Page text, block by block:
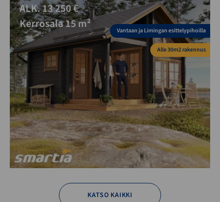
ALK. 13 250 €
Kerrosala 15 m²
Vantaan ja Limingan esittelypihoilla
Alle 30m2 rakennus
KATSO KAIKKI